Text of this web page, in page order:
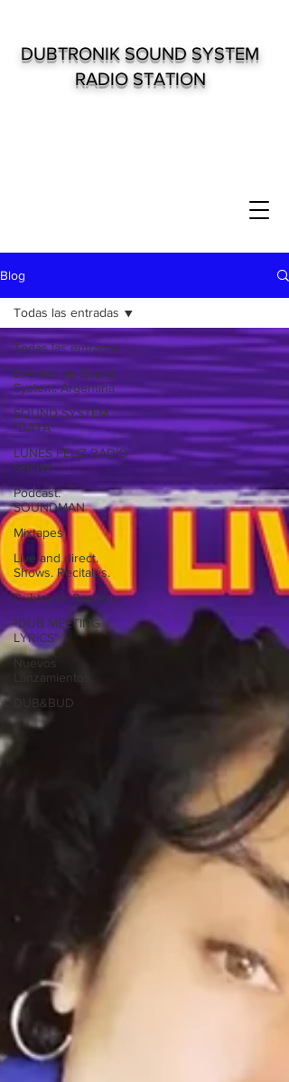
DUBTRONIK SOUND SYSTEM
RADIO STATION
Blog
Todas las entradas
Eventos de Sound
System. Argentina
SOUND SYSTEM
"DATA"
LUNES FELIZ RADIO
SHOW
Podcast.
SOUNDMAN
Mixtapes
Live and direct.
Shows. Recitales.
Dubtronik Records
"DUB MEETING
LYRICS"
Nuevos
Lanzamientos.
DUB&BUD
Todas las entradas